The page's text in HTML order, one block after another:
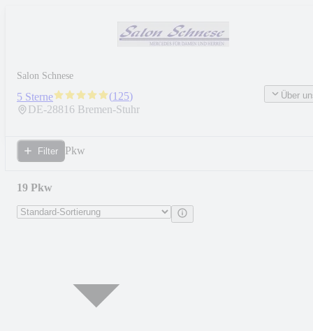
Salon Schnese
5 Sterne (125)
DE-28816 Bremen-Stuhr
Über
Filter Pkw
19 Pkw